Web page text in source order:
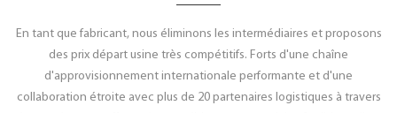
En tant que fabricant, nous éliminons les intermédiaires et proposons
des prix départ usine très compétitifs. Forts d'une chaîne
d'approvisionnement internationale performante et d'une
collaboration étroite avec plus de 20 partenaires logistiques à travers